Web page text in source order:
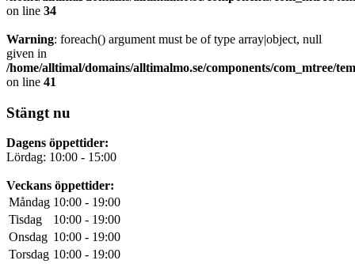
on line 34
Warning: foreach() argument must be of type array|object, null
given in
/home/alltimal/domains/alltimalmo.se/components/com_mtree/
on line 41
Stängt nu
Dagens öppettider:
Lördag: 10:00 - 15:00
Veckans öppettider:
Måndag 10:00 - 19:00
Tisdag
10:00 - 19:00
Onsdag 10:00 - 19:00
Torsdag 10:00 - 19:00